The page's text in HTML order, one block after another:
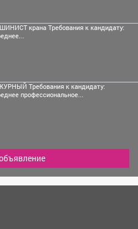
крана Требования к кандидату:
Требования к кандидату:
профессиональное...